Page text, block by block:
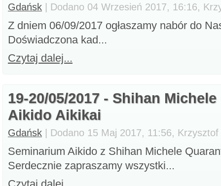
Gdańsk | Dodano 04 Wrzesień 2017, 16:16,
Z dniem 06/09/2017 ogłaszamy nabór do
Doświadczona kad...
Czytaj dalej...
19-20/05/2017 - Shihan
Aikido Aikikai
Gdańsk | Dodano 15 Maj 2017, 11:56, Krzysztof
Seminarium Aikido z Shihan Michele
Serdecznie zapraszamy wszystki...